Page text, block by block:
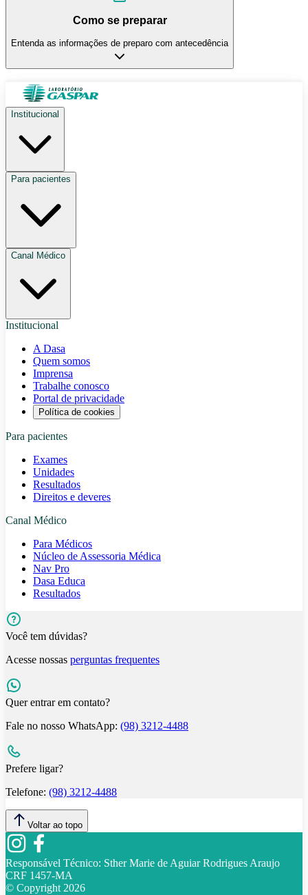
Como se preparar
Entenda as informações de preparo com antecedência
Institucional
Para pacientes
Canal Médico
Institucional
A Dasa
Quem somos
Imprensa
Trabalhe conosco
Portal de privacidade
Política de cookies
Para pacientes
Exames
Unidades
Resultados
Direitos e deveres
Canal Médico
Para Médicos
Núcleo de Assessoria Médica
Nav Pro
Dasa Educa
Resultados
Você tem dúvidas?
Acesse nossas perguntas frequentes
Quer entrar em contato?
Fale no nosso WhatsApp: (98) 3212-4488
Prefere ligar?
Telefone: (98) 3212-4488
Voltar ao topo
Responsável Técnico: Sther Marie de Aguiar Rodrigues Araujo
CRF 1457-MA
© Copyright 2026